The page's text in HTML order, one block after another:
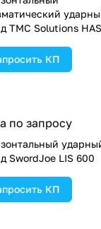
TMC Solutions
КП
по запросу
SwordJoe LIS 600
КП